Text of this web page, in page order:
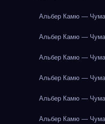
Альбер Камю — Чума
Альбер Камю — Чума
Альбер Камю — Чума
Альбер Камю — Чума
Альбер Камю — Чума
Альбер Камю — Чума